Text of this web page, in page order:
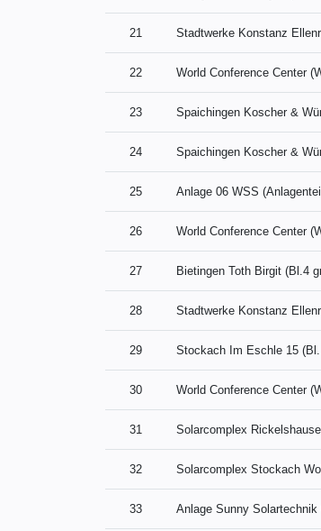
21 Stadtwerke Konstanz
22 World Conference Center
23 Spaichingen Koscher &
24 Spaichingen Koscher &
25 Anlage 06 WSS
26 World Conference Center
27 Bietingen Toth Birgit (Bl.4
28 Stadtwerke Konstanz
29 Stockach Im Eschle 15
30 World Conference Center
31 Solarcomplex
32 Solarcomplex Stockach
33 Anlage Sunny